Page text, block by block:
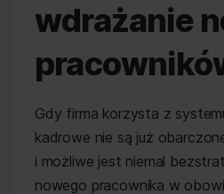
wdrażanie
Gdy firma korzysta z
kadrowe nie są już
i możliwe jest niemal
nowego pracownika w